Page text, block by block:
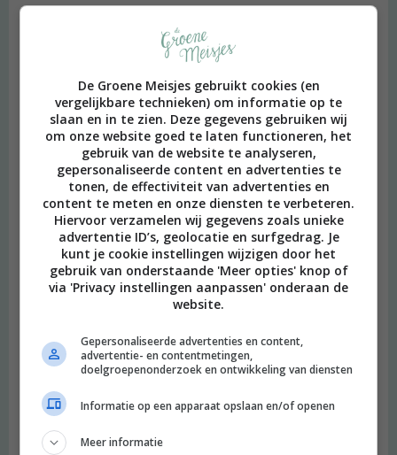
De Groene Meisjes gebruikt cookies (en
vergelijkbare technieken) om informatie op te
slaan en in te zien. Deze gegevens gebruiken wij
om onze website goed te laten functioneren, het
gebruik van de website te analyseren,
gepersonaliseerde content en advertenties te
tonen, de effectiviteit van advertenties en
content te meten en onze diensten te verbeteren.
Hiervoor verzamelen wij gegevens zoals unieke
advertentie ID’s, geolocatie en surfgedrag. Je
kunt je cookie instellingen wijzigen door het
gebruik van onderstaande 'Meer opties' knop of
via 'Privacy instellingen aanpassen' onderaan de
website.
Gepersonaliseerde advertenties en content,
advertentie- en contentmetingen,
doelgroepenonderzoek en ontwikkeling van diensten
Informatie op een apparaat opslaan en/of openen
Meer informatie